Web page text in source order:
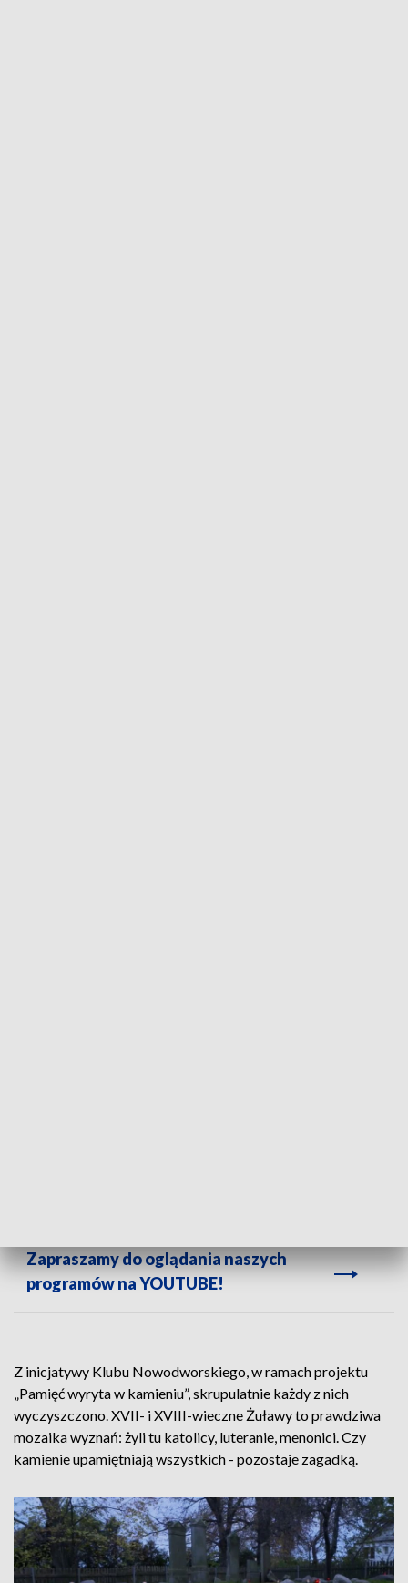
Zapraszamy do oglądania naszych
programów na YOUTUBE!
Z inicjatywy Klubu Nowodworskiego, w ramach projektu
„Pamięć wyryta w kamieniu”, skrupulatnie każdy z nich
wyczyszczono. XVII- i XVIII-wieczne Żuławy to prawdziwa
mozaika wyznań: żyli tu katolicy, luteranie, menonici. Czy
kamienie upamiętniają wszystkich - pozostaje zagadką.